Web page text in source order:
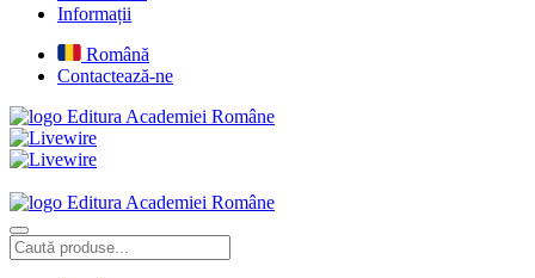
Informații
Română
Contactează-ne
Editura Academiei Române
Editura Academiei Române